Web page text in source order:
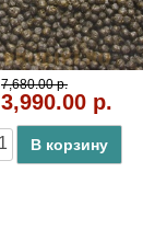
7,680.00 р.
3,990.00 р.
В корзину